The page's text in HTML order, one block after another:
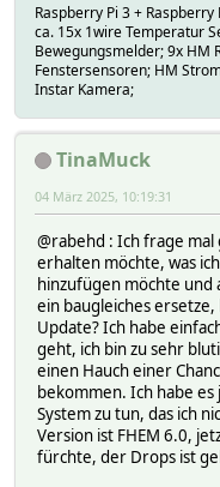
Raspberry Pi 3 +
ca. 15x 1wire Temperatur
Bewegungsmelder; 9x HM
Fenstersensoren; HM
Instar Kamera;
TinaMuck
04 März 2025, 10:19:31
@rabehd : Ich frage mal
erhalten möchte, was
hinzufügen möchte und
ein baugleiches
Update? Ich habe
geht, ich bin zu sehr
einen Hauch einer
bekommen. Ich habe
System zu tun, das ich
Version ist FHEM 6.0,
fürchte, der Drops ist